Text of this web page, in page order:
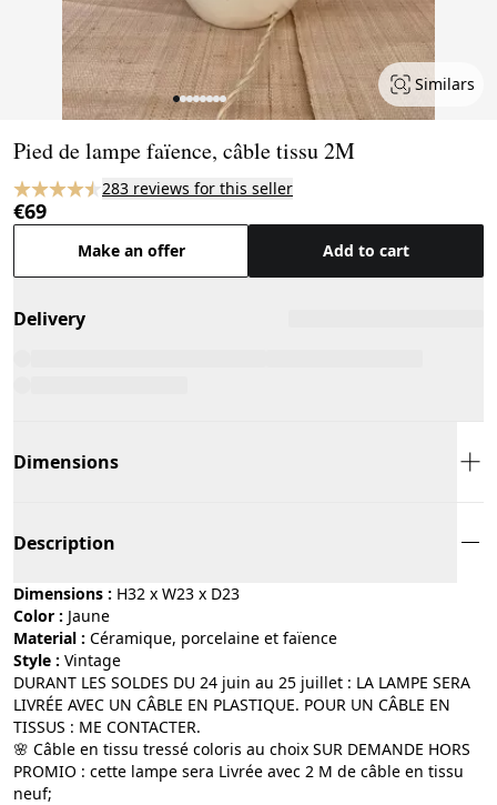
Similars
Pied de lampe faïence, câble tissu 2M
283 reviews for this seller
€69
Make an offer Add to cart
Delivery
Dimensions
Description
Dimensions : H32 x W23 x D23
Color : jaune
Material :
céramique, porcelaine et faïence
Style :
vintage
DURANT LES SOLDES DU 24 juin au 25 juillet : LA LAMPE SERA
LIVRÉE AVEC UN CÂBLE EN PLASTIQUE. POUR UN CÂBLE EN
TISSUS : ME CONTACTER.
🌸 Câble en tissu tressé coloris au choix SUR DEMANDE HORS
PROMIO : cette lampe sera Livrée avec 2 M de câble en tissu
neuf;